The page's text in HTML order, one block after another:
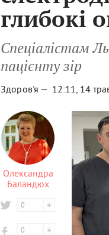
глибокі
Спеціалістам
пацієнту зір
Здоров'я — 12:11, 14
Олександра
Баландюх
0
0